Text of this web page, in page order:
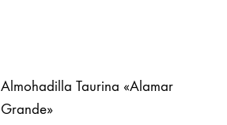
Almohadilla Taurina «Alamar
Grande»